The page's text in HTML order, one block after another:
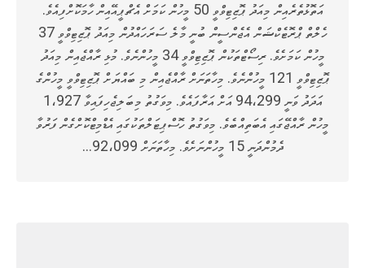
އަތޮޅުތެރެއިން މިއަދު ޕޮޒިޓިވްވީ 50 މީހުން ކަމަށް އެޗްޕީއޭއިން ހާމަކޮށްފިއެވެ.
ހެލްތް ޕްރޮޓެކްޝަން އެޖެންސީން ބުނީ މާލެ ސަރަހައްދުން މިއަދު ޕޮޒިޓިވްވީ 37
މީހުން ކަމަށެވެ. ރިސޯޓްތަކުން ޕޮޒިޓިވްވީ 34 މީހުންނެވެ. މުޅި ރާއްޖެއިން މިއަދު
ޕޮޒިޓިވްވީ 121 މީހުންނެވެ. މިހާތަނަށް ރާއްޖެއިން މި ބައްޔަށް ޕޮޒިޓިވްވީ މީހުންގެ
އަދަދު ވަނީ 94،299 އަށް އަރާފައެވެ. މިވަގުތު މިބަލިޖެހިފައިވާ 1،927
މީހުން ރާއްޖޭގައި އެބަތިއްބެވެ. މިވަގުތު ހޮސްޕިޓަލްތަކުގައި އެޑްމިޓްކޮށްގެން ފަރުވާ
ދެމުންދަނީ 15 މީހުންނަށެވެ. މިހާތަނަށް 92،099…